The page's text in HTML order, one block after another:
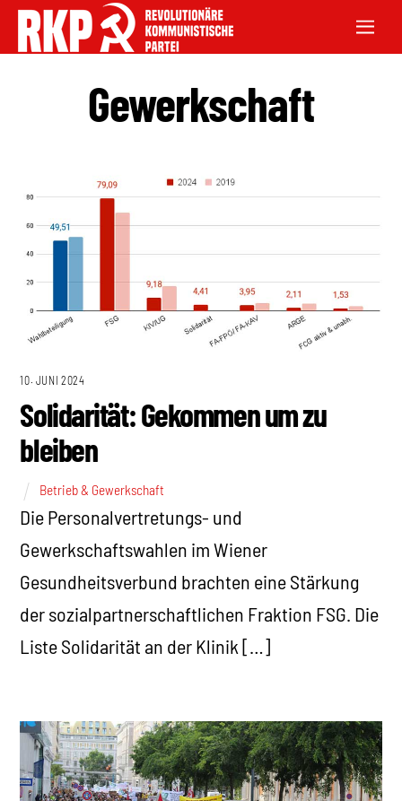
Gewerkschaft
10. JUNI 2024
Solidarität: Gekommen um zu
bleiben
Betrieb & Gewerkschaft
Die Personalvertretungs- und
Gewerkschaftswahlen im Wiener
Gesundheitsverbund brachten eine Stärkung
der sozialpartnerschaftlichen Fraktion FSG. Die
Liste Solidarität an der Klinik […]